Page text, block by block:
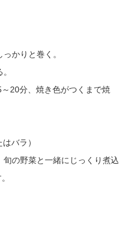
かりと巻く。
20分、焼き色がつくまで焼
バラ）
の野菜と一緒にじっくり煮込